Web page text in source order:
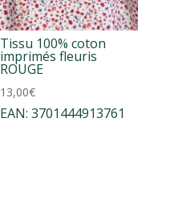
Tissu 100% coton
imprimés fleuris
ROUGE
13,00€
EAN:3701444913761